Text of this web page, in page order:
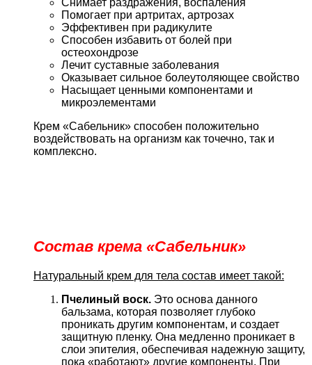
Снимает раздражения, воспаления
Помогает при артритах, артрозах
Эффективен при радикулите
Способен избавить от болей при
остеохондрозе
Лечит суставные заболевания
Оказывает сильное болеутоляющее свойство
Насыщает ценными компонентами и
микроэлементами
Крем «Сабельник» способен положительно
воздействовать на организм как точечно, так и
комплексно.
Состав крема «Сабельник»
Натуральный крем для тела состав имеет такой:
Пчелиный воск. Это основа данного
бальзама, которая позволяет глубоко
проникать другим компонентам, и создает
защитную пленку. Она медленно проникает в
слои эпителия, обеспечивая надежную защиту,
пока «работают» другие компоненты. При